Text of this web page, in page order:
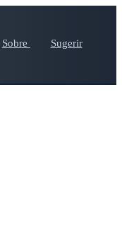
Sobre
Sugerir